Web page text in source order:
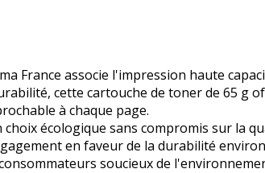
France associe l'impression haute
cette cartouche de toner de 65 g
à chaque page.
écologique sans compromis sur la
en faveur de la durabilité
soucieux de